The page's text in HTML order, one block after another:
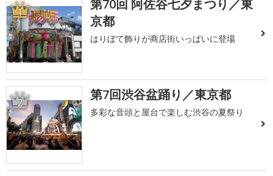
1
第70回 阿佐谷七夕まつり／東
京都
はりぼて飾りが商店街いっぱいに登場
2 第7回渋谷盆踊り／東京都
多彩な音頭と屋台で楽しむ渋谷の夏祭り